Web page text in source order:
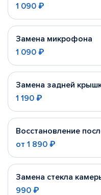
1 090 ₽
Замена микрофона
1 090 ₽
Замена задней
1 190 ₽
Восстановление
от 1 890 ₽
Замена стекла
990 ₽